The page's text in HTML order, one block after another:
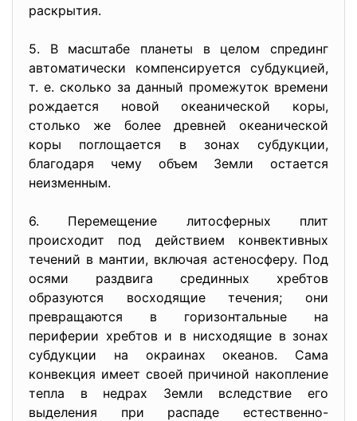
раскрытия.
5. В масштабе планеты в целом спрединг
автоматически компенсируется субдукцией,
т. е. сколько за данный промежуток времени
рождается новой океанической коры,
столько же более древней океанической
коры поглощается в зонах субдукции,
благодаря чему объем Земли остается
неизменным.
6. Перемещение литосферных плит
происходит под действием конвективных
течений в мантии, включая астеносферу. Под
осями раздвига срединных хребтов
образуются восходящие течения; они
превращаются в горизонтальные на
периферии хребтов и в нисходящие в зонах
субдукции на окраинах океанов. Сама
конвекция имеет своей причиной накопление
тепла в недрах Земли вследствие его
выделения при распаде естественно-